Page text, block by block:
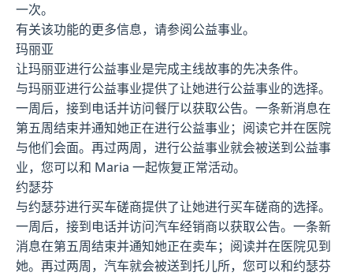
一次。
有关该功能的更多信息，请参阅公益事业。
玛丽亚
让玛丽亚进行公益事业是完成主线故事的先决条件。
与玛丽亚进行公益事业提供了让她进行公益事业的选择。
一周后，接到电话并访问餐厅以获取公告。一条新消息在
第五周结束并通知她正在进行公益事业；阅读它并在医院
与他们会面。再过两周，进行公益事业就会被送到公益事
业，您可以和 Maria 一起恢复正常活动。
约瑟芬
与约瑟芬进行买车磋商提供了让她进行买车磋商的选择。
一周后，接到电话并访问汽车经销商以获取公告。一条新
消息在第五周结束并通知她正在卖车；阅读并在医院见到
她。再过两周，汽车就会被送到托儿所，您可以和约瑟芬